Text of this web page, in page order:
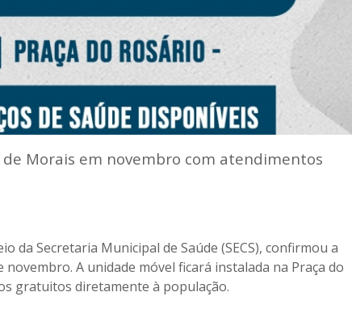
Morais em novembro com atendimentos
da Secretaria Municipal de Saúde (SECS), confirmou a
novembro. A unidade móvel ficará instalada na Praça do
gratuitos diretamente à população.